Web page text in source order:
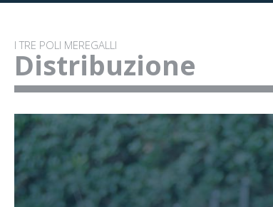
I TRE POLI MEREGALLI
Distribuzione